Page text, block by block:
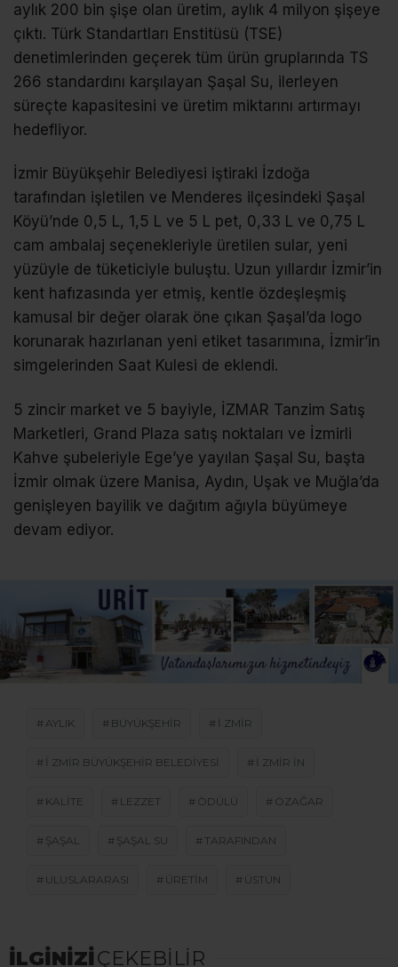
aylık 200 bin şişe olan üretim, aylık 4 milyon şişeye
çıktı. Türk Standartları Enstitüsü (TSE)
denetimlerinden geçerek tüm ürün gruplarında TS
266 standardını karşılayan Şaşal Su, ilerleyen
süreçte kapasitesini ve üretim miktarını artırmayı
hedefliyor.
İzmir Büyükşehir Belediyesi iştiraki İzdoğa
tarafından işletilen ve Menderes ilçesindeki Şaşal
Köyü’nde 0,5 L, 1,5 L ve 5 L pet, 0,33 L ve 0,75 L
cam ambalaj seçenekleriyle üretilen sular, yeni
yüzüyle de tüketiciyle buluştu. Uzun yıllardır İzmir’in
kent hafızasında yer etmiş, kentle özdeşleşmiş
kamusal bir değer olarak öne çıkan Şaşal’da logo
korunarak hazırlanan yeni etiket tasarımına, İzmir’in
simgelerinden Saat Kulesi de eklendi.
5 zincir market ve 5 bayiyle, İZMAR Tanzim Satış
Marketleri, Grand Plaza satış noktaları ve İzmirli
Kahve şubeleriyle Ege’ye yayılan Şaşal Su, başta
İzmir olmak üzere Manisa, Aydın, Uşak ve Muğla’da
genişleyen bayilik ve dağıtım ağıyla büyümeye
devam ediyor.
AYLIK BÜYÜKŞEHIR I ZMIR
I ZMIR BÜYÜKŞEHIR BELEDIYESI I ZMIR IN
KALITE LEZZET ÖDÜLÜ ÖZAĞAR
ŞAŞAL ŞAŞAL SU TARAFINDAN
ULUSLARARASI ÜRETIM ÜSTÜN
İLGİNİZİÇEKEBİLİR